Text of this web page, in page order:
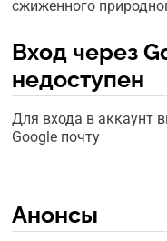
сжиженного
Вход через
недоступен
Для входа в аккаунт
Google почту
Анонсы